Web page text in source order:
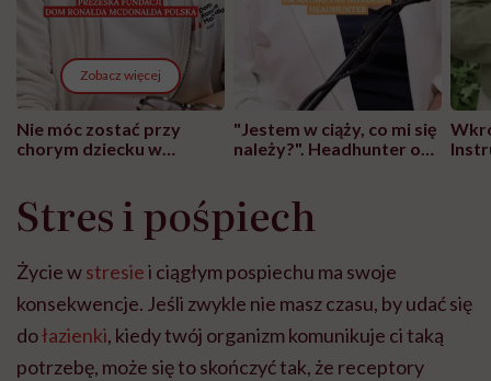
Zobacz więcej
Nie móc zostać przy
chorym dziecku w
może chyba tylko
głupota i brak
"Jestem w ciąży, co mi się
należy?". Headhunter o
pracy
Stres i pośpiech
Życie wstresiei ciągłym pospiechu ma swoje
konsekwencje. Jeśli zwykle nie masz czasu, by udać się
dołazienki, kiedy twój organizm komunikuje ci taką
potrzebę, może się to skończyć tak, że receptory